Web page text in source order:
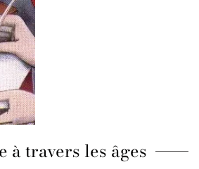
à travers les âges